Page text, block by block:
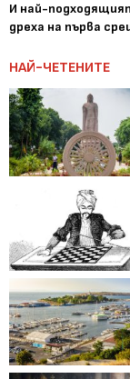
И най-
дреха на първа
НАЙ-ЧЕТЕНИТЕ